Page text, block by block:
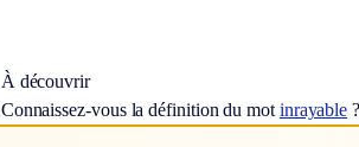
À découvrir
Connaissez-vous la définition du mot inrayable ?